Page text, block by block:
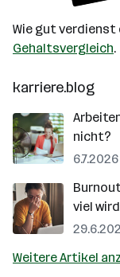
Wie gut verdienst
Gehaltsvergleich.
karriere.blog
nicht?
6.7.2026
viel
Weitere Artikel